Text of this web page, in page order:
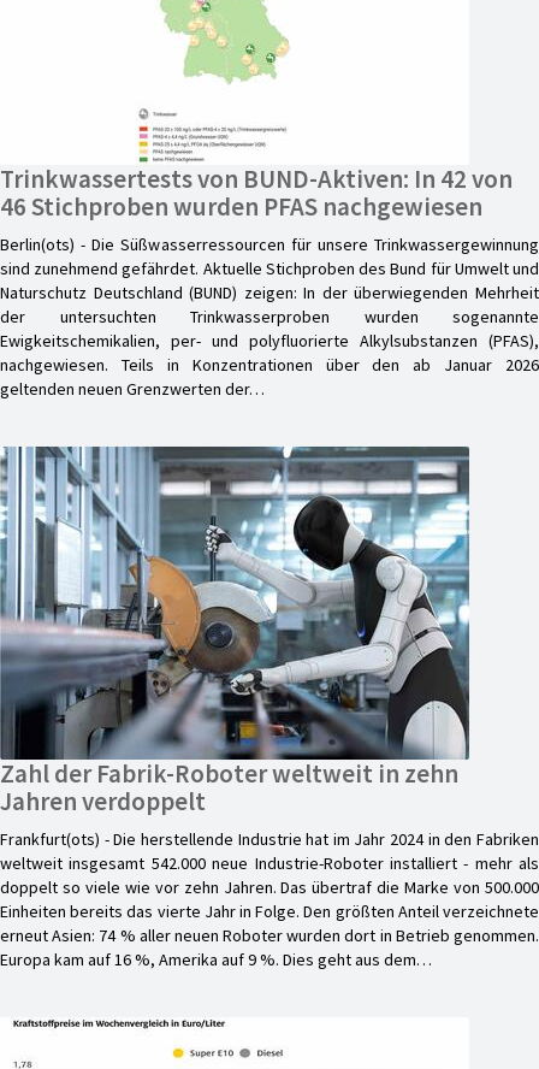
Trinkwassertests von BUND-Aktiven: In 42 von
46 Stichproben wurden PFAS nachgewiesen
Berlin(ots) - Die Süßwasserressourcen für unsere Trinkwassergewinnung
sind zunehmend gefährdet. Aktuelle Stichproben des Bund für Umwelt und
Naturschutz Deutschland (BUND) zeigen: In der überwiegenden Mehrheit
der untersuchten Trinkwasserproben wurden sogenannte
Ewigkeitschemikalien, per- und polyfluorierte Alkylsubstanzen (PFAS),
nachgewiesen. Teils in Konzentrationen über den ab Januar 2026
geltenden neuen Grenzwerten der…
Zahl der Fabrik-Roboter weltweit in zehn
Jahren verdoppelt
Frankfurt(ots) - Die herstellende Industrie hat im Jahr 2024 in den Fabriken
weltweit insgesamt 542.000 neue Industrie-Roboter installiert - mehr als
doppelt so viele wie vor zehn Jahren. Das übertraf die Marke von 500.000
Einheiten bereits das vierte Jahr in Folge. Den größten Anteil verzeichnete
erneut Asien: 74 % aller neuen Roboter wurden dort in Betrieb genommen.
Europa kam auf 16 %, Amerika auf 9 %. Dies geht aus dem…